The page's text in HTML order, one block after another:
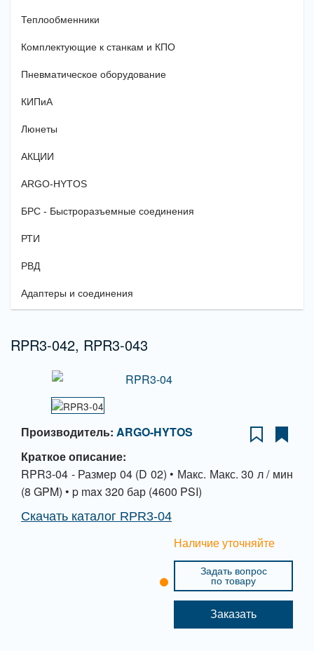
Теплообменники
Комплектующие к станкам и КПО
Пневматическое оборудование
КИПиА
Люнеты
АКЦИИ
ARGO-HYTOS
БРС - Быстроразъемные соединения
РТИ
РВД
Адаптеры и соединения
RPR3-042, RPR3-043
Производитель: ARGO-HYTOS
Краткое описание:
RPR3-04 - Размер 04 (D 02) • Макс. Макс. 30 л / мин
(8 GPM) • p max 320 бар (4600 PSI)
Скачать каталог RPR3-04
Наличие уточняйте
Задать вопрос
по товару
Заказать